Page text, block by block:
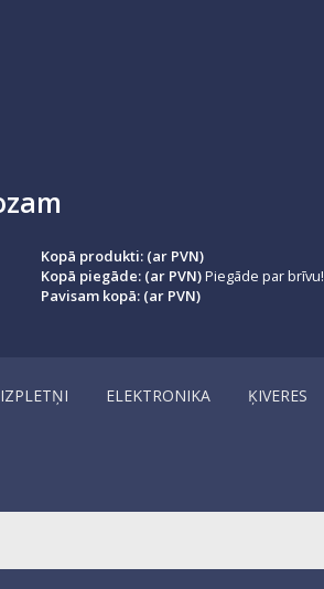
Kopā produkti: (ar PVN)
Kopā piegāde: (ar PVN)Piegāde par brīvu!
Pavisam kopā: (ar PVN)
ELEKTRONIKA ĶIVERES